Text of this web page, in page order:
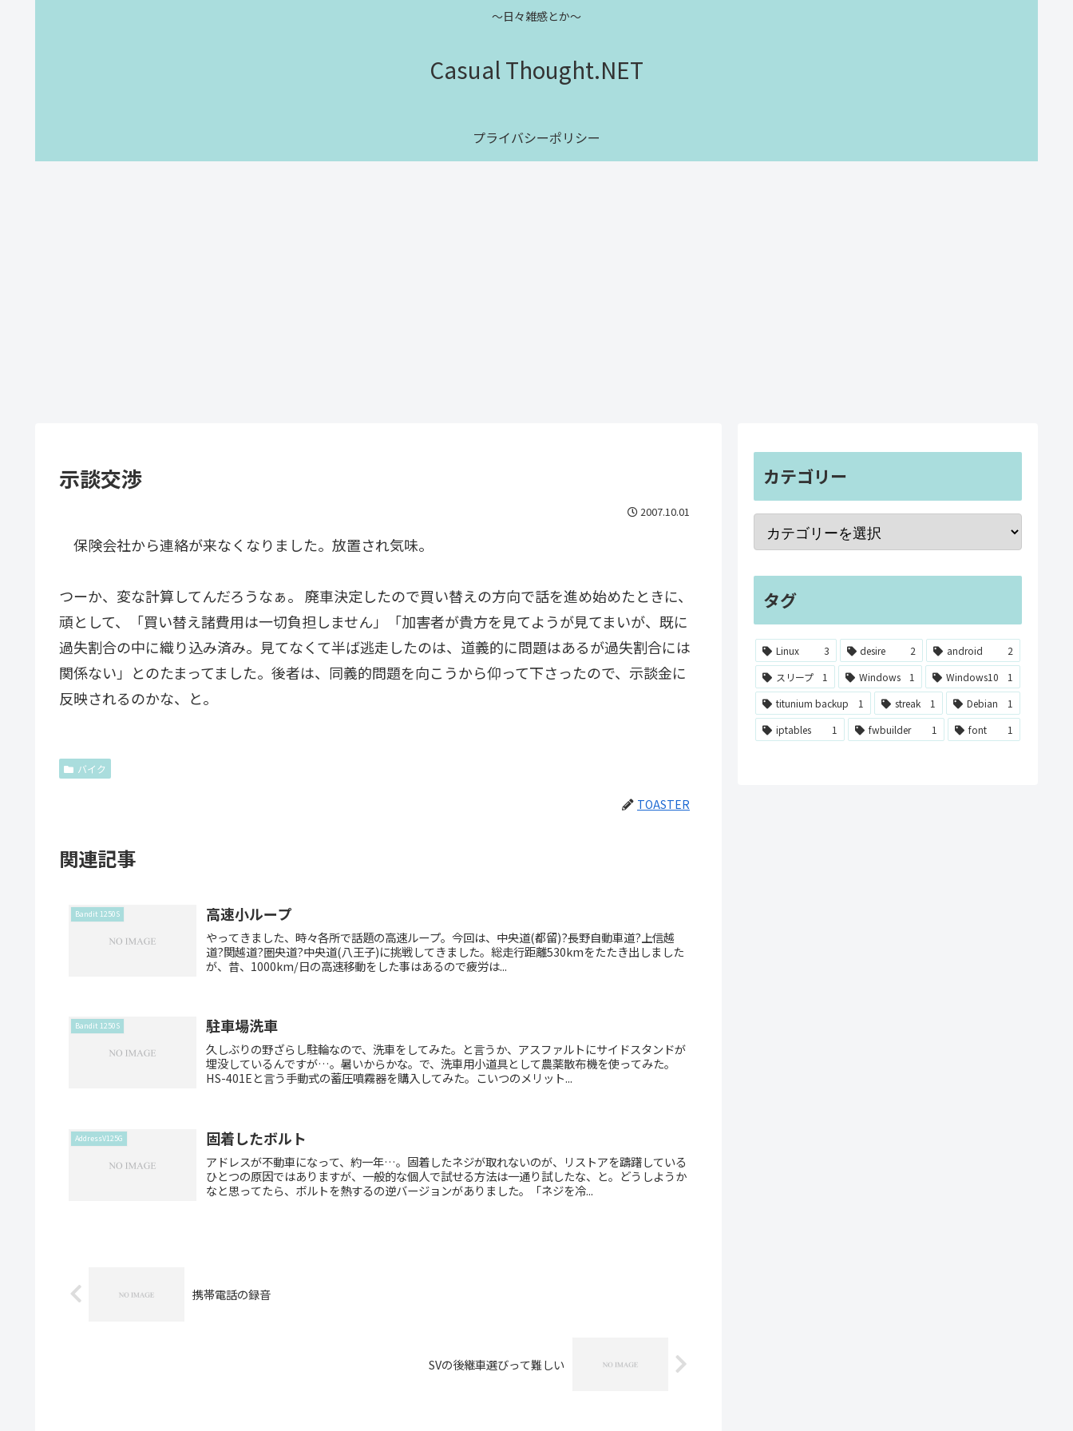
～日々雑感とか～
Casual Thought.NET
プライバシーポリシー
示談交渉
2007.10.01
保険会社から連絡が来なくなりました。放置され気味。
つーか、変な計算してんだろうなぁ。 廃車決定したので買い替えの方向で話を進め始めたときに、
頑として、「買い替え諸費用は一切負担しません」「加害者が貴方を見てようが見てまいが、既に
過失割合の中に織り込み済み。見てなくて半ば逃走したのは、道義的に問題はあるが過失割合には
関係ない」とのたまってました。後者は、同義的問題を向こうから仰って下さったので、示談金に
反映されるのかな、と。
バイク
TOASTER
関連記事
Bandit 1250S 高速小ループ
やってきました、時々各所で話題の高速ループ。今回は、中央道(都留)?長野自動車道?上信越
道?関越道?圏央道?中央道(八王子)に挑戦してきました。総走行距離530kmをたたき出しました
が、昔、1000km/日の高速移動をした事はあるので疲労は...
Bandit 1250S 駐車場洗車
久しぶりの野ざらし駐輪なので、洗車をしてみた。と言うか、アスファルトにサイドスタンドが
埋没しているんですが…。暑いからかな。で、洗車用小道具として農薬散布機を使ってみた。
HS-401Eと言う手動式の蓄圧噴霧器を購入してみた。こいつのメリット...
AddressV125G 固着したボルト
アドレスが不動車になって、約一年…。固着したネジが取れないのが、リストアを躊躇している
ひとつの原因ではありますが、一般的な個人で試せる方法は一通り試したな、と。どうしようか
なと思ってたら、ボルトを熱するの逆バージョンがありました。「ネジを冷...
携帯電話の録音
SVの後継車選びって難しい
カテゴリー
タグ
Linux 3 desire 2 android
2
スリープ
1 Windows 1 Windows10
1
titunium backup
1 streak 1 Debian
1
iptables
1 fwbuilder 1 font 1